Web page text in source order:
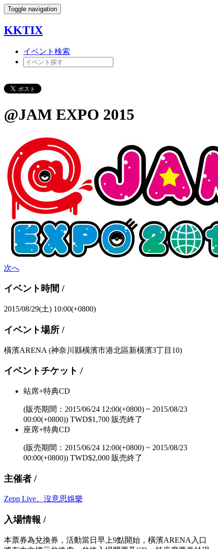
Toggle navigation
KKTIX
イベント検索
@JAM EXPO 2015
次へ
イベント時間 /
2015/08/29(土) 10:00(+0800)
イベント場所 /
橫濱ARENA (神奈川縣橫濱市港北區新橫濱3丁目10)
イベントチケット /
站席+特典CD
(販売期間： 2015/06/24 12:00(+0800) ~ 2015/08/23
00:00(+0800)) TWD$1,700 販売終了
座席+特典CD
(販売期間： 2015/06/24 12:00(+0800) ~ 2015/08/23
00:00(+0800)) TWD$2,000 販売終了
主催者 /
Zepp Live、沒意思娛樂
入場情報 /
本票券為兌換券，活動當日早上9點開始，橫濱ARENA入口